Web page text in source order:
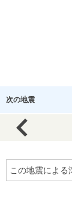
次の地震
この地震による